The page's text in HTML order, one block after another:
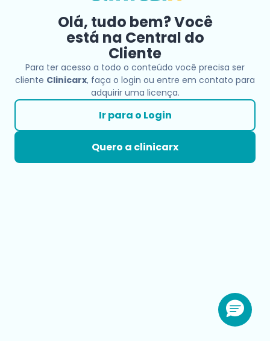
Olá, tudo bem? Você
está na Central do
Cliente
Para ter acesso a todo o conteúdo você precisa ser
cliente Clinicarx, faça o login ou entre em contato para
adquirir uma licença.
Ir para o Login
Quero a clinicarx